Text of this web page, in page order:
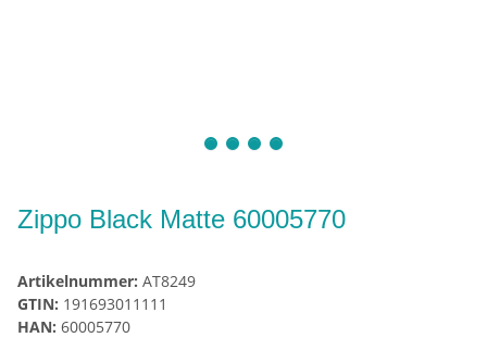
Zippo Black Matte 60005770
Artikelnummer: AT8249
GTIN: 191693011111
HAN: 60005770